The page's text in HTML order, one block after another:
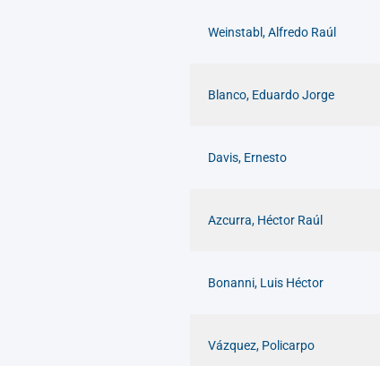
Weinstabl, Alfredo Raúl
Blanco, Eduardo Jorge
Davis, Ernesto
Azcurra, Héctor Raúl
Bonanni, Luis Héctor
Vázquez, Policarpo